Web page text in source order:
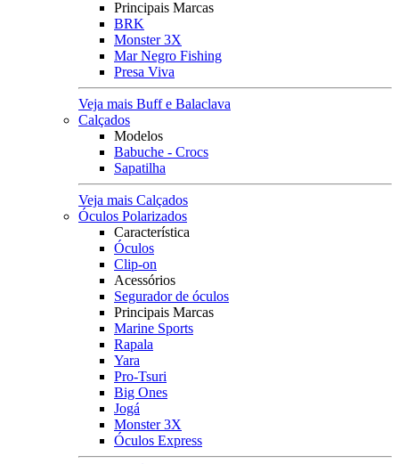
Principais Marcas
BRK
Monster 3X
Mar Negro Fishing
Presa Viva
Veja mais Buff e Balaclava
Calçados
Modelos
Babuche - Crocs
Sapatilha
Veja mais Calçados
Óculos Polarizados
Característica
Óculos
Clip-on
Acessórios
Segurador de óculos
Principais Marcas
Marine Sports
Rapala
Yara
Pro-Tsuri
Big Ones
Jogá
Monster 3X
Óculos Express